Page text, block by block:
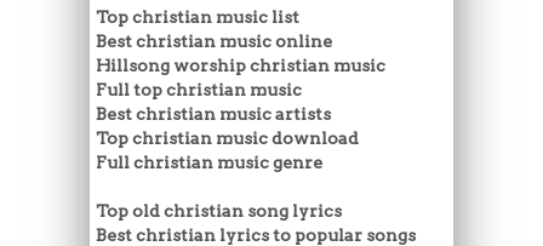
Top christian music list
Best christian music online
Hillsong worship christian music
Full top christian music
Best christian music artists
Top christian music download
Full christian music genre
Top old christian song lyrics
Best christian lyrics to popular songs